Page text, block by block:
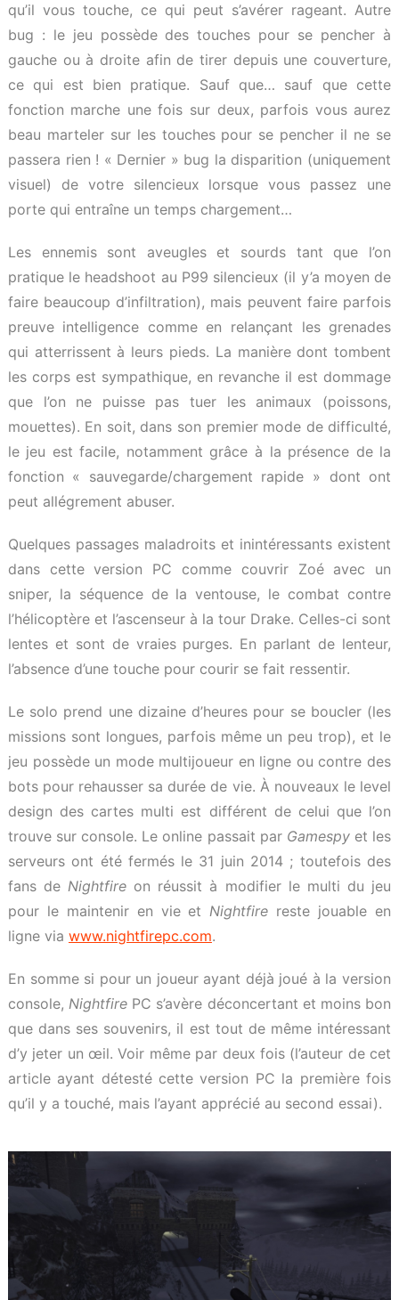
qu’il vous touche, ce qui peut s’avérer rageant. Autre
bug : le jeu possède des touches pour se pencher à
gauche ou à droite afin de tirer depuis une couverture,
ce qui est bien pratique. Sauf que… sauf que cette
fonction marche une fois sur deux, parfois vous aurez
beau marteler sur les touches pour se pencher il ne se
passera rien ! « Dernier » bug la disparition (uniquement
visuel) de votre silencieux lorsque vous passez une
porte qui entraîne un temps chargement…
Les ennemis sont aveugles et sourds tant que l’on
pratique le headshoot au P99 silencieux (il y’a moyen de
faire beaucoup d’infiltration), mais peuvent faire parfois
preuve intelligence comme en relançant les grenades
qui atterrissent à leurs pieds. La manière dont tombent
les corps est sympathique, en revanche il est dommage
que l’on ne puisse pas tuer les animaux (poissons,
mouettes). En soit, dans son premier mode de difficulté,
le jeu est facile, notamment grâce à la présence de la
fonction « sauvegarde/chargement rapide » dont ont
peut allégrement abuser.
Quelques passages maladroits et inintéressants existent
dans cette version PC comme couvrir Zoé avec un
sniper, la séquence de la ventouse, le combat contre
l’hélicoptère et l’ascenseur à la tour Drake. Celles-ci sont
lentes et sont de vraies purges. En parlant de lenteur,
l’absence d’une touche pour courir se fait ressentir.
Le solo prend une dizaine d’heures pour se boucler (les
missions sont longues, parfois même un peu trop), et le
jeu possède un mode multijoueur en ligne ou contre des
bots pour rehausser sa durée de vie. À nouveaux le level
design des cartes multi est différent de celui que l’on
trouve sur console. Le online passait par Gamespyet les
serveurs ont été fermés le 31 juin 2014 ; toutefois des
fans deNightfire on réussit à modifier le multi du jeu
pour le maintenir en vie etNightfire reste jouable en
ligne via www.nightfirepc.com.
En somme si pour un joueur ayant déjà joué à la version
console,Nightfire PC s’avère déconcertant et moins bon
que dans ses souvenirs, il est tout de même intéressant
d’y jeter un œil. Voir même par deux fois (l’auteur de cet
article ayant détesté cette version PC la première fois
qu’il y a touché, mais l’ayant apprécié au second essai).